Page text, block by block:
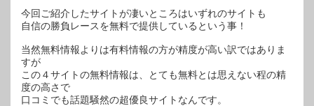
今回ご紹介したサイトが凄いところはいずれのサイトも
自信の勝負レースを無料で提供しているという事！
当然無料情報よりは有料情報の方が精度が高い訳ではありま
すが
この４サイトの無料情報は、とても無料とは思えない程の精
度の高さで
口コミでも話題騒然の超優良サイトなんです。